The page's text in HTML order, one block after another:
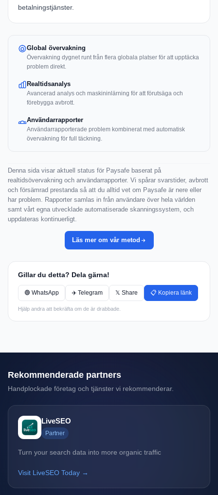
betalningstjänster.
Global övervakning
Övervakning dygnet runt från flera globala platser för att upptäcka
problem direkt.
Realtidsanalys
Avancerad analys och maskininlärning för att förutsäga och
förebygga avbrott.
Användarrapporter
Användarrapporterade problem kombinerat med automatisk
övervakning för full täckning.
Denna sida visar aktuell status för Paysafe baserat på
realtidsövervakning och användarrapporter. Vi spårar svarstider, avbrott
och försämrad prestanda så att du alltid vet om Paysafe är nere eller
har problem. Rapporter samlas in från användare över hela världen
samt vårt egna utvecklade automatiserade skanningssystem, och
uppdateras kontinuerligt.
Läs mer om vår metod
Gillar du detta? Dela gärna!
🟢 WhatsApp ✈️ Telegram 𝕏 Share 📋 Kopiera länk
Hjälp andra att bekräfta om de är drabbade.
Rekommenderade partners
Handplockade företag och tjänster vi rekommenderar.
LiveSEO
Partner
Turn your search data into more organic traffic
Visit LiveSEO Today →